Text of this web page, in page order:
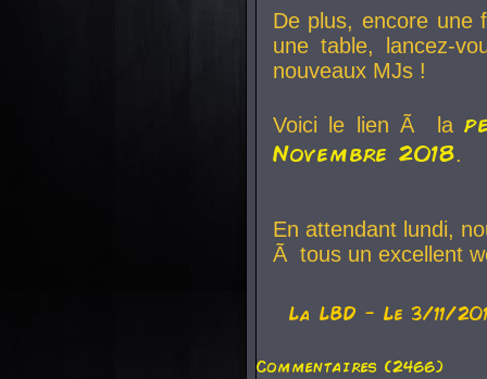
De plus, encore une
une table, lancez-
nouveaux MJs !
Voici le lien Ã la
Novembre 2018.
En attendant lundi,
Ã tous un excellent
La LBD - Le 3/11/
Commentaires (2466)